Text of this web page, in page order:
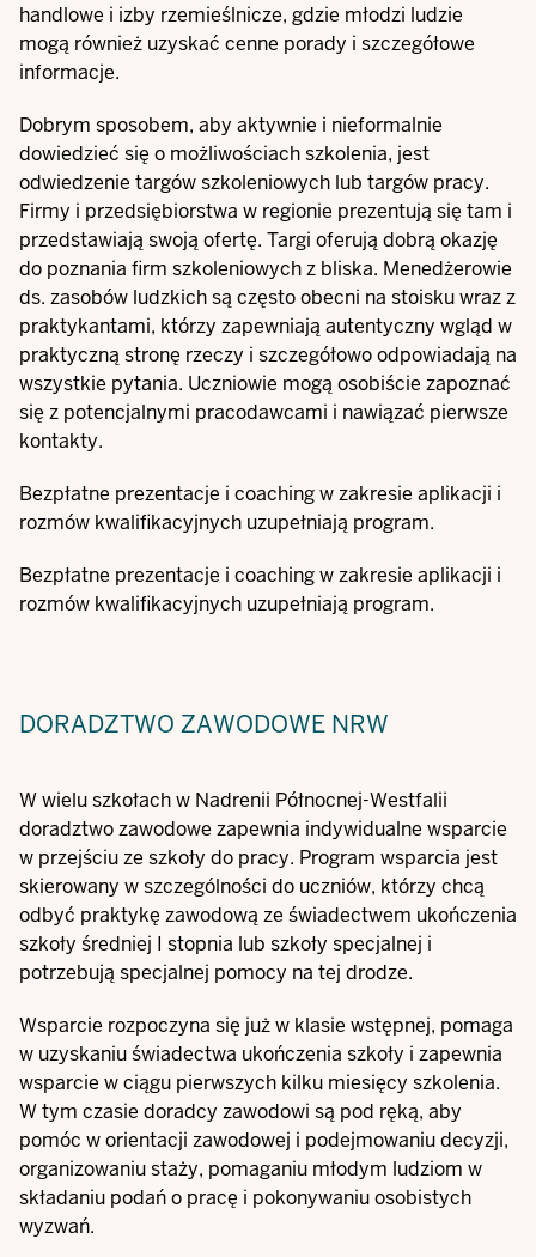
handlowe i izby rzemieślnicze, gdzie młodzi ludzie
mogą również uzyskać cenne porady i szczegółowe
informacje.
Dobrym sposobem, aby aktywnie i nieformalnie
dowiedzieć się o możliwościach szkolenia, jest
odwiedzenie targów szkoleniowych lub targów pracy.
Firmy i przedsiębiorstwa w regionie prezentują się tam i
przedstawiają swoją ofertę. Targi oferują dobrą okazję
do poznania firm szkoleniowych z bliska. Menedżerowie
ds. zasobów ludzkich są często obecni na stoisku wraz z
praktykantami, którzy zapewniają autentyczny wgląd w
praktyczną stronę rzeczy i szczegółowo odpowiadają na
wszystkie pytania. Uczniowie mogą osobiście zapoznać
się z potencjalnymi pracodawcami i nawiązać pierwsze
kontakty.
Bezpłatne prezentacje i coaching w zakresie aplikacji i
rozmów kwalifikacyjnych uzupełniają program.
Bezpłatne prezentacje i coaching w zakresie aplikacji i
rozmów kwalifikacyjnych uzupełniają program.
DORADZTWO ZAWODOWE NRW
W wielu szkołach w Nadrenii Północnej-Westfalii
doradztwo zawodowe zapewnia indywidualne wsparcie
w przejściu ze szkoły do pracy. Program wsparcia jest
skierowany w szczególności do uczniów, którzy chcą
odbyć praktykę zawodową ze świadectwem ukończenia
szkoły średniej I stopnia lub szkoły specjalnej i
potrzebują specjalnej pomocy na tej drodze.
Wsparcie rozpoczyna się już w klasie wstępnej, pomaga
w uzyskaniu świadectwa ukończenia szkoły i zapewnia
wsparcie w ciągu pierwszych kilku miesięcy szkolenia.
W tym czasie doradcy zawodowi są pod ręką, aby
pomóc w orientacji zawodowej i podejmowaniu decyzji,
organizowaniu staży, pomaganiu młodym ludziom w
składaniu podań o pracę i pokonywaniu osobistych
wyzwań.